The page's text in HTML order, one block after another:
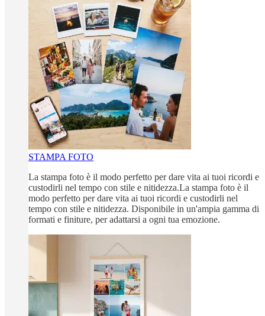
STAMPA FOTO
La stampa foto è il modo perfetto per dare vita ai tuoi ricordi e
custodirli nel tempo con stile e nitidezza.La stampa foto è il
modo perfetto per dare vita ai tuoi ricordi e custodirli nel
tempo con stile e nitidezza. Disponibile in un'ampia gamma di
formati e finiture, per adattarsi a ogni tua emozione.